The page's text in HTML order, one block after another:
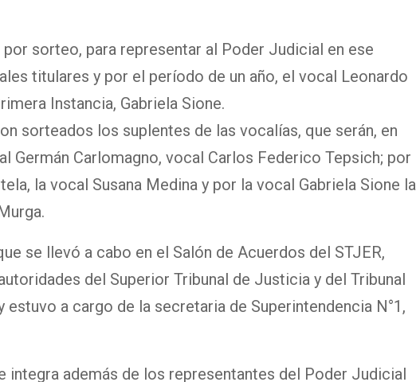
por sorteo, para representar al Poder Judicial en ese
titulares y por el período de un año, el vocal Leonardo
Instancia, Gabriela Sione.
sorteados los suplentes de las vocalías, que serán, en
Germán Carlomagno, vocal Carlos Federico Tepsich; por
la vocal Susana Medina y por la vocal Gabriela Sione la
se llevó a cabo en el Salón de Acuerdos del STJER,
del Superior Tribunal de Justicia y del Tribunal
estuvo a cargo de la secretaria de Superintendencia N°1,
integra además de los representantes del Poder Judicial